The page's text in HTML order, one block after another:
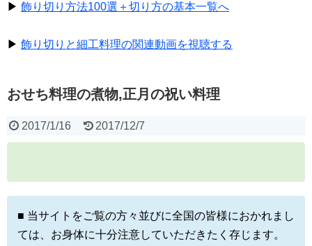
▶ 飾り切り方法100選＋切り方の基本一覧へ
▶ 飾り切りと細工料理の関連動画を視聴する
おせち料理の煮物,正月の祝い料理
2017/1/16 2017/12/7
■ 当サイトをご覧の方々並びに全国の皆様におかれまし
ては、お身体に十分注意していただきたく存じます。